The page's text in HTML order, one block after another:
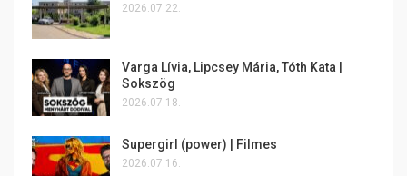
2026.07.22.
Varga Lívia, Lipcsey Mária, Tóth Kata |
Sokszög
2026.07.18.
Supergirl (power) | Filmes
2026.07.16.